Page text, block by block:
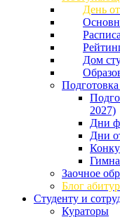
День
Дом
2027)
Дни
Дни
Заочное
Блог
Студенту и
Кураторы